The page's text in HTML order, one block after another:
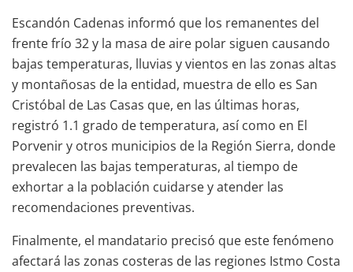
Escandón Cadenas informó que los remanentes del
frente frío 32 y la masa de aire polar siguen causando
bajas temperaturas, lluvias y vientos en las zonas altas
y montañosas de la entidad, muestra de ello es San
Cristóbal de Las Casas que, en las últimas horas,
registró 1.1 grado de temperatura, así como en El
Porvenir y otros municipios de la Región Sierra, donde
prevalecen las bajas temperaturas, al tiempo de
exhortar a la población cuidarse y atender las
recomendaciones preventivas.
Finalmente, el mandatario precisó que este fenómeno
afectará las zonas costeras de las regiones Istmo Costa